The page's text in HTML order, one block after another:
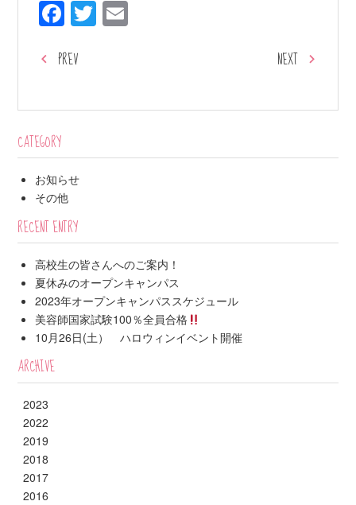
Facebook
Twitter
Email
PREV NEXT
CATEGORY
お知らせ
その他
RECENT ENTRY
高校生の皆さんへのご案内！
夏休みのオープンキャンパス
2023年オープンキャンパススケジュール
美容師国家試験100％全員合格
10月26日(土） ハロウィンイベント開催
ARCHIVE
2023
2022
2019
2018
2017
2016